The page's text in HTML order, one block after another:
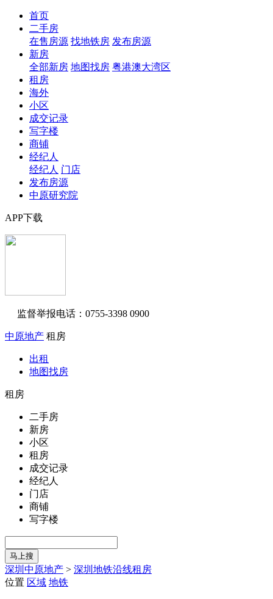
首页
二手房
在售房源 找地铁房 发布房源
新房
全部新房 地图找房 粤港澳大湾区
租房
海外
小区
成交记录
写字楼
商铺
经纪人
经纪人 门店
发布房源
中原研究院
APP下载
监督举报电话：0755-3398 0900
中原地产 租房
出租
地图找房
租房
二手房
新房
小区
租房
成交记录
经纪人
门店
商铺
写字楼
马上搜
深圳中原地产 > 深圳地铁沿线租房
位置 区域 地铁